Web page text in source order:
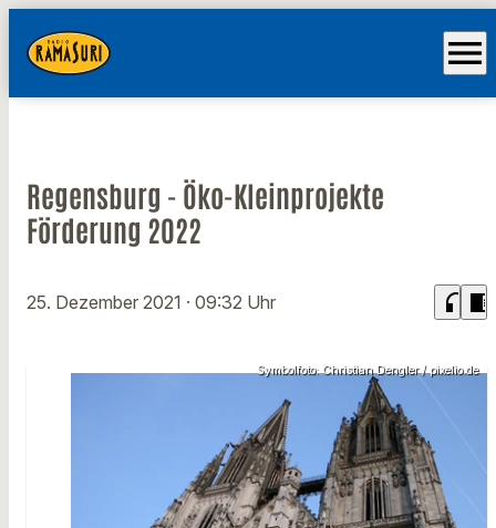
menu
Regensburg - Öko-Kleinprojekte
Förderung 2022
25. Dezember 2021 · 09:32 Uhr headphones chrome_reader_mode
Symbolfoto: Christian Dengler / pixelio.de